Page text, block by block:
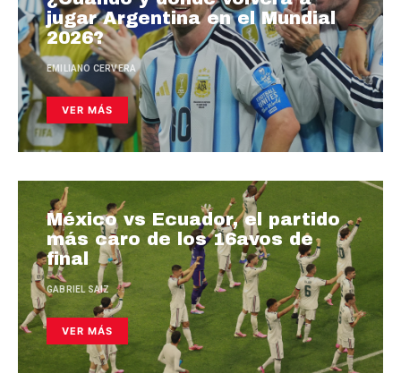
jugar Argentina en el Mundial
2026?
EMILIANO CERVERA
VER MÁS
México vs Ecuador, el partido
más caro de los 16avos de
final
GABRIEL SAIZ
VER MÁS